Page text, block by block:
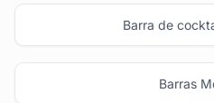
Barra de
Barras